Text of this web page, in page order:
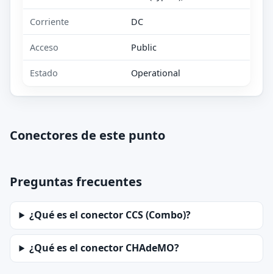
Corriente DC
Acceso Public
Estado Operational
Conectores de este punto
Preguntas frecuentes
¿Qué es el conector CCS (Combo)?
¿Qué es el conector CHAdeMO?